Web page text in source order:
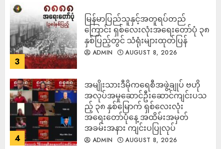
3
မြန်မာပြည်သူနှင့်အတူရပ်တည်
ကြောင်း ရှစ်လေးလုံးအရေးတော်ပုံ ၃၈
နှစ်ပြည့်တွင် သံရုံးများထုတ်ပြန်
ADMIN AUGUST 8, 2026
4
အမျိုးသားဒီမိုကရေစီအဖွဲ့ချုပ် ဗဟို
အလုပ်အမှုဆောင်ဦးဆောင်ကျင်းပသ
ည့် ၃၈ နှစ်မြောက် ရှစ်လေးလုံး
အရေးတော်ပုံနေ့ အထိမ်းအမှတ်
အခမ်းအနား ကျင်းပပြုလုပ်
ADMIN AUGUST 8, 2026